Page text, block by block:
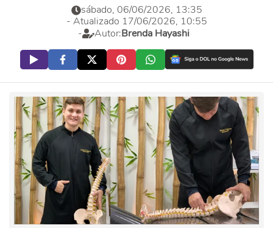
sábado, 06/06/2026, 13:35
- Atualizado 17/06/2026, 10:55
-
Autor:Brenda Hayashi